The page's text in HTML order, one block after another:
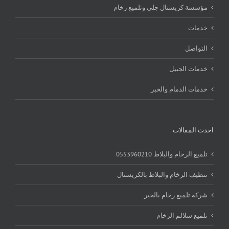
مؤسسة كريستال جلي وتلميع رخام
خدمات
التواصل
خدمات الجبيل
خدمات الدمام والخبر
احدث المقالات
تلميع الرخام والبلاط 0553960210
تنظيف الرخام والبلاط بالكريستال
شركة تلميع رخام بالخبر
تلميع سلالم الرخام